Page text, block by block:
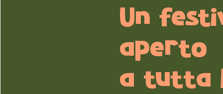
Un
aperto
a tutta